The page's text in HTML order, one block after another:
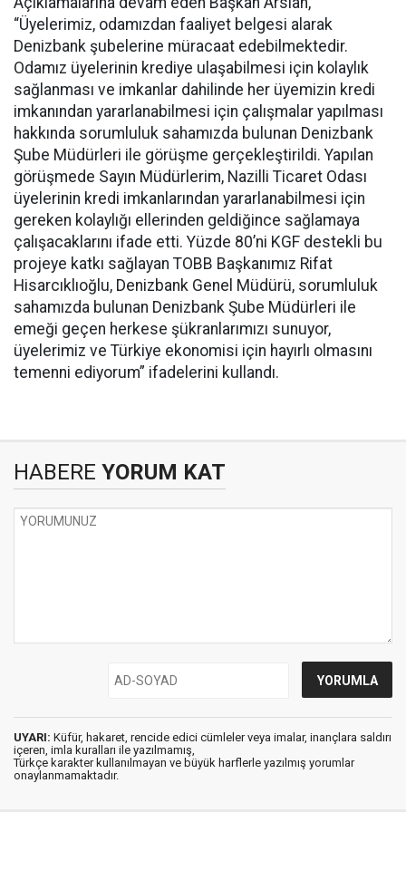
“Üyelerimiz, odamızdan faaliyet belgesi alarak
Denizbank şubelerine müracaat edebilmektedir.
Odamız üyelerinin krediye ulaşabilmesi için kolaylık
sağlanması ve imkanlar dahilinde her üyemizin kredi
imkanından yararlanabilmesi için çalışmalar yapılması
hakkında sorumluluk sahamızda bulunan Denizbank
Şube Müdürleri ile görüşme gerçekleştirildi. Yapılan
görüşmede Sayın Müdürlerim, Nazilli Ticaret Odası
üyelerinin kredi imkanlarından yararlanabilmesi için
gereken kolaylığı ellerinden geldiğince sağlamaya
çalışacaklarını ifade etti. Yüzde 80’ni KGF destekli bu
projeye katkı sağlayan TOBB Başkanımız Rifat
Hisarcıklıoğlu, Denizbank Genel Müdürü, sorumluluk
sahamızda bulunan Denizbank Şube Müdürleri ile
emeği geçen herkese şükranlarımızı sunuyor,
üyelerimiz ve Türkiye ekonomisi için hayırlı olmasını
temenni ediyorum” ifadelerini kullandı.
HABERE YORUM KAT
UYARI: Küfür, hakaret, rencide edici cümleler veya imalar, inançlara saldırı
içeren, imla kuralları ile yazılmamış,
Türkçe karakter kullanılmayan ve büyük harflerle yazılmış yorumlar
onaylanmamaktadır.